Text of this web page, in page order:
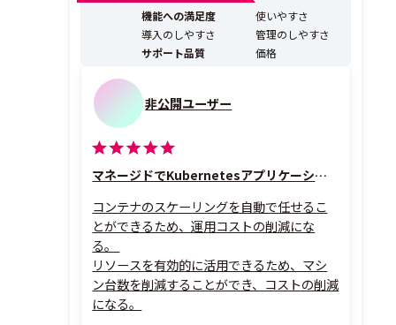
機能への満足度
使いやすさ
導入のしやすさ
管理のしやすさ
サポート品質
価格
非公開ユーザー
マネージドでKubernetesアプリケーションを管理できる
コンテナのスケーリングを自動で任せるこ
とができるため、運用コストの削減にな
る。
リソースを有効的に活用できるため、マシ
ン台数を削減することができ、コストの削減
になる。